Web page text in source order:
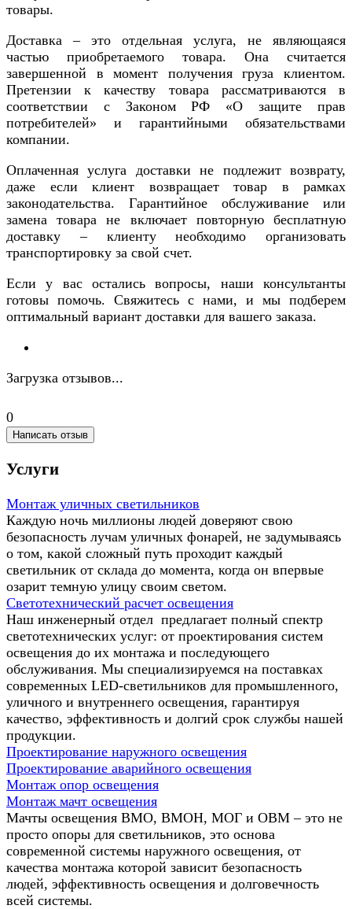
товары.
Доставка – это отдельная услуга, не являющаяся
частью приобретаемого товара. Она считается
завершенной в момент получения груза клиентом.
Претензии к качеству товара рассматриваются в
соответствии с Законом РФ «О защите прав
потребителей» и гарантийными обязательствами
компании.
Оплаченная услуга доставки не подлежит возврату,
даже если клиент возвращает товар в рамках
законодательства. Гарантийное обслуживание или
замена товара не включает повторную бесплатную
доставку – клиенту необходимо организовать
транспортировку за свой счет.
Если у вас остались вопросы, наши консультанты
готовы помочь. Свяжитесь с нами, и мы подберем
оптимальный вариант доставки для вашего заказа.
Загрузка отзывов...
0
Написать отзыв
Услуги
Монтаж уличных светильников
Каждую ночь миллионы людей доверяют свою
безопасность лучам уличных фонарей, не задумываясь
о том, какой сложный путь проходит каждый
светильник от склада до момента, когда он впервые
озарит темную улицу своим светом.
Светотехнический расчет освещения
Наш инженерный отдел предлагает полный спектр
светотехнических услуг: от проектирования систем
освещения до их монтажа и последующего
обслуживания. Мы специализируемся на поставках
современных LED-светильников для промышленного,
уличного и внутреннего освещения, гарантируя
качество, эффективность и долгий срок службы нашей
продукции.
Проектирование наружного освещения
Проектирование аварийного освещения
Монтаж опор освещения
Монтаж мачт освещения
Мачты освещения ВМО, ВМОН, МОГ и ОВМ – это не
просто опоры для светильников, это основа
современной системы наружного освещения, от
качества монтажа которой зависит безопасность
людей, эффективность освещения и долговечность
всей системы.